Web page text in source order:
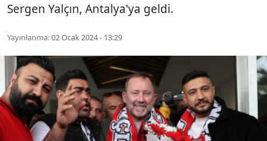
Sergen Yalçın, Antalya'ya geldi.
Yayınlanma:02 Ocak 2024 - 13:29